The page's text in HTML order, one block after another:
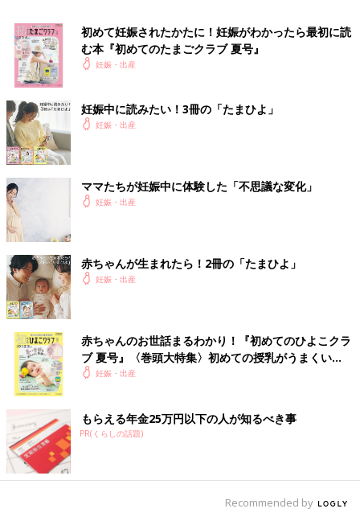
理予定日に検査薬で確認したら陽性でした」
無性に家の片付けをしたくなった
「息子を妊娠したときは、ちょうど着床した時期くらいに、とに
かく家の片付けをしたくなって、ひたすら片付けをしていた記憶
があります。妊娠がわかったあとにネットで見ると、巣作り本能
す」
行為後になんとなく
「上の子の時も、下の子の時も、夫と行為の後『あ、もしかし
て』というカンがありました。上の子のときは、その後赤ちゃん
を抱いてる夢もみました。それで、検査薬を使えるようになって
すぐに確認したら的中でした。2回とも妊娠5週目で
きました」
つわりのような症状や、カラダの異変で気づいたという人もいる
ようですね。また、意外にも「夢に出てきた」や「子どもの発言
や様子でわかった」などスピリチュアルな体験をしている人もた
くさんいらっしゃいました。もちろん、まったく妊娠の兆候がな
かったという人もいますし、個人差もあるので、断定することは
できませんが、赤ちゃんの存在を意識し始めた貴重な瞬間です
ね。
初めて妊娠されたかたに！妊娠がわかったら最初に読
む本『初めてのたまごクラブ 夏号』
妊娠・出産
妊娠中に読みたい！3冊の「たまひよ」
妊娠・出産
ママたちが妊娠中に体験した「不思議な変化」
妊娠・出産
赤ちゃんが生まれたら！2冊の「たまひよ」
妊娠・出産
赤ちゃんのお世話まるわかり！『初めてのひよこクラ
ブ 夏号』〈巻頭大特集〉初めての授乳がうまくい
く！ おっぱい・ミルクの基本と夏のトラブル 解決テ
妊娠・出産
もらえる年金25万円以下の人が知るべき事
PR(くらしの話題)
Recommended by